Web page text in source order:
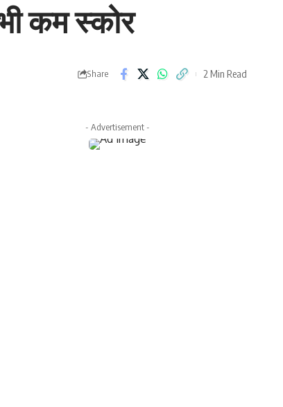
कम स्कोर
Share 2 Min Read
- Advertisement -